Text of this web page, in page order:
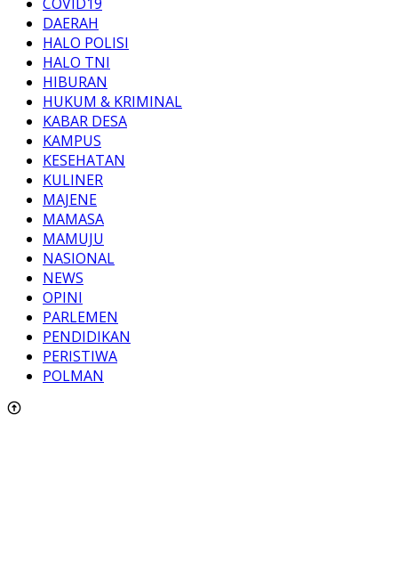
DAERAH
HALO POLISI
HALO TNI
HIBURAN
HUKUM & KRIMINAL
KABAR DESA
KAMPUS
KESEHATAN
KULINER
MAJENE
MAMASA
MAMUJU
NASIONAL
NEWS
OPINI
PARLEMEN
PENDIDIKAN
PERISTIWA
POLMAN